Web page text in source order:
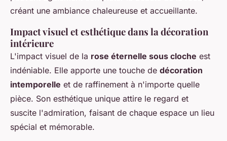
créant une ambiance chaleureuse et accueillante.
Impact visuel et esthétique dans la décoration
intérieure
L'impact visuel de la rose éternelle sous cloche est
indéniable. Elle apporte une touche de décoration
intemporelle et de raffinement à n'importe quelle
pièce. Son esthétique unique attire le regard et
suscite l'admiration, faisant de chaque espace un lieu
spécial et mémorable.